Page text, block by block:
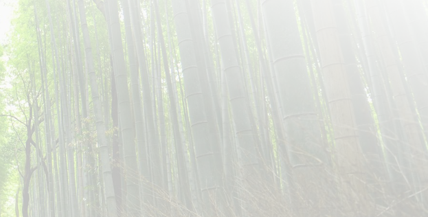
מסלול צור קשר